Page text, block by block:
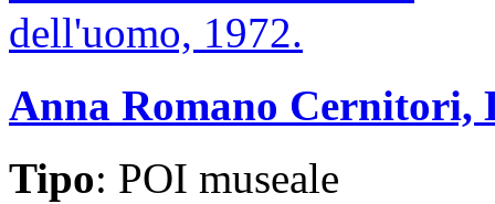
Anna Romano Cernitori,
Tipo: POI museale